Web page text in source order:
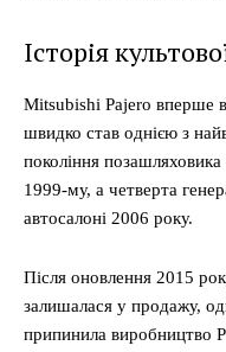
Історія
Mitsubishi Pajero вперше
швидко став однією з
покоління
1999-му, а четверта
автосалоні 2006 року.
Після оновлення 2015
залишалася у продажу,
припинила виробництво